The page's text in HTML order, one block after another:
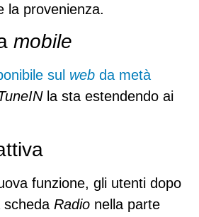
la provenienza.
mobile
sul web da metà
la sta estendendo ai
funzione, gli utenti dopo
scheda Radio nella parte